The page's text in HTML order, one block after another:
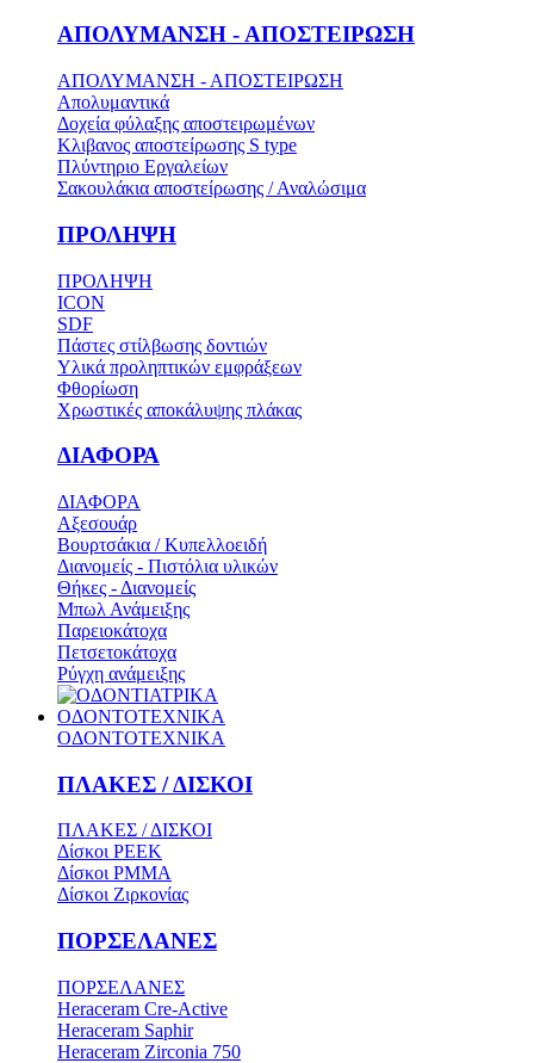
ΑΠΟΛΥΜΑΝΣΗ - ΑΠΟΣΤΕΙΡΩΣΗ
ΑΠΟΛΥΜΑΝΣΗ - ΑΠΟΣΤΕΙΡΩΣΗ
Απολυμαντικά
Δοχεία φύλαξης αποστειρωμένων
Κλιβανος αποστείρωσης S type
Πλύντηριο Εργαλείων
Σακουλάκια αποστείρωσης / Αναλώσιμα
ΠΡΟΛΗΨΗ
ΠΡΟΛΗΨΗ
ICON
SDF
Πάστες στίλβωσης δοντιών
Υλικά προληπτικών εμφράξεων
Φθορίωση
Χρωστικές αποκάλυψης πλάκας
ΔΙΑΦΟΡΑ
ΔΙΑΦΟΡΑ
Αξεσουάρ
Βουρτσάκια / Κυπελλοειδή
Διανομείς - Πιστόλια υλικών
Θήκες - Διανομείς
Μπωλ Ανάμειξης
Παρειοκάτοχα
Πετσετοκάτοχα
Ρύγχη ανάμειξης
ΟΔΟΝΤΟΤΕΧΝΙΚΑ
ΟΔΟΝΤΟΤΕΧΝΙΚΑ
ΠΛΑΚΕΣ / ΔΙΣΚΟΙ
ΠΛΑΚΕΣ / ΔΙΣΚΟΙ
Δίσκοι PEEK
Δίσκοι PMMA
Δίσκοι Ζιρκονίας
ΠΟΡΣΕΛΑΝΕΣ
ΠΟΡΣΕΛΑΝΕΣ
Heraceram Cre-Active
Heraceram Saphir
Heraceram Zirconia 750